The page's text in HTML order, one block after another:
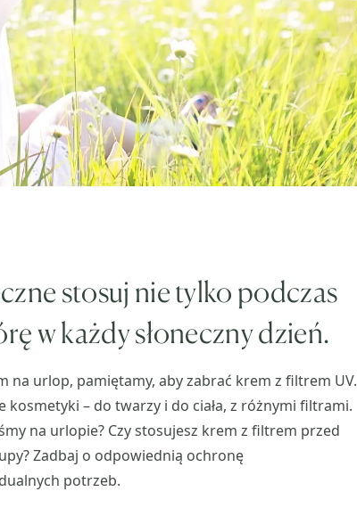
stosuj nie tylko podczas
w każdy słoneczny dzień.
na urlop, pamiętamy, aby zabrać krem z filtrem UV.
kosmetyki – do twarzy i do ciała, z różnymi filtrami.
na urlopie? Czy stosujesz krem z filtrem przed
Zadbaj o odpowiednią ochronę
potrzeb.